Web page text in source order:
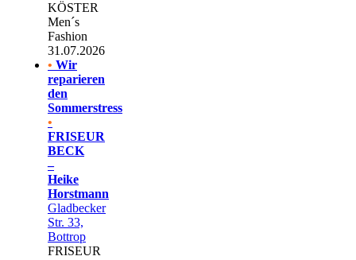
KÖSTER
Men´s
Fashion
31.07.2026
• Wir
reparieren
den
Sommerstress
•
FRISEUR
BECK
–
Heike
Horstmann
Gladbecker
Str. 33,
Bottrop
FRISEUR